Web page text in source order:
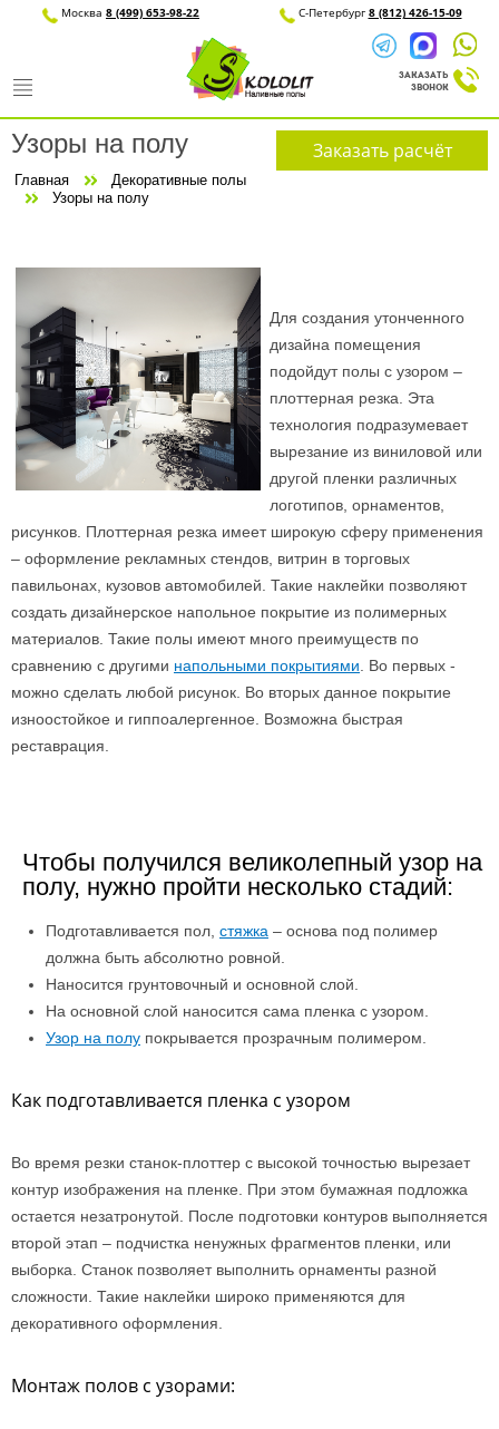
Москва8 (499) 653-98-22 С-
Заказать расчёт
Узоры на полу
Главная
Декоративные полы
Узоры на полу
Для создания утонченного
дизайна помещения
подойдут полы с узором –
плоттерная резка. Эта
технология подразумевает
вырезание из виниловой или
другой пленки различных
логотипов, орнаментов,
рисунков. Плоттерная резка имеет широкую сферу применения
– оформление рекламных стендов, витрин в торговых
павильонах, кузовов автомобилей. Такие наклейки позволяют
создать дизайнерское напольное покрытие из полимерных
материалов. Такие полы имеют много преимуществ по
сравнению с другими напольными покрытиями. Во первых -
можно сделать любой рисунок. Во вторых данное покрытие
изноостойкое и гиппоалергенное. Возможна быстрая
реставрация.
Чтобы получился великолепный узор на
полу, нужно пройти несколько стадий:
Подготавливается пол, стяжка – основа под полимер
должна быть абсолютно ровной.
Наносится грунтовочный и основной слой.
На основной слой наносится сама пленка с узором.
Узор на полу покрывается прозрачным полимером.
Как подготавливается пленка с узором
Во время резки станок-плоттер с высокой точностью вырезает
контур изображения на пленке. При этом бумажная подложка
остается незатронутой. После подготовки контуров выполняется
второй этап – подчистка ненужных фрагментов пленки, или
выборка. Станок позволяет выполнить орнаменты разной
сложности. Такие наклейки широко применяются для
декоративного оформления.
Монтаж полов с узорами: